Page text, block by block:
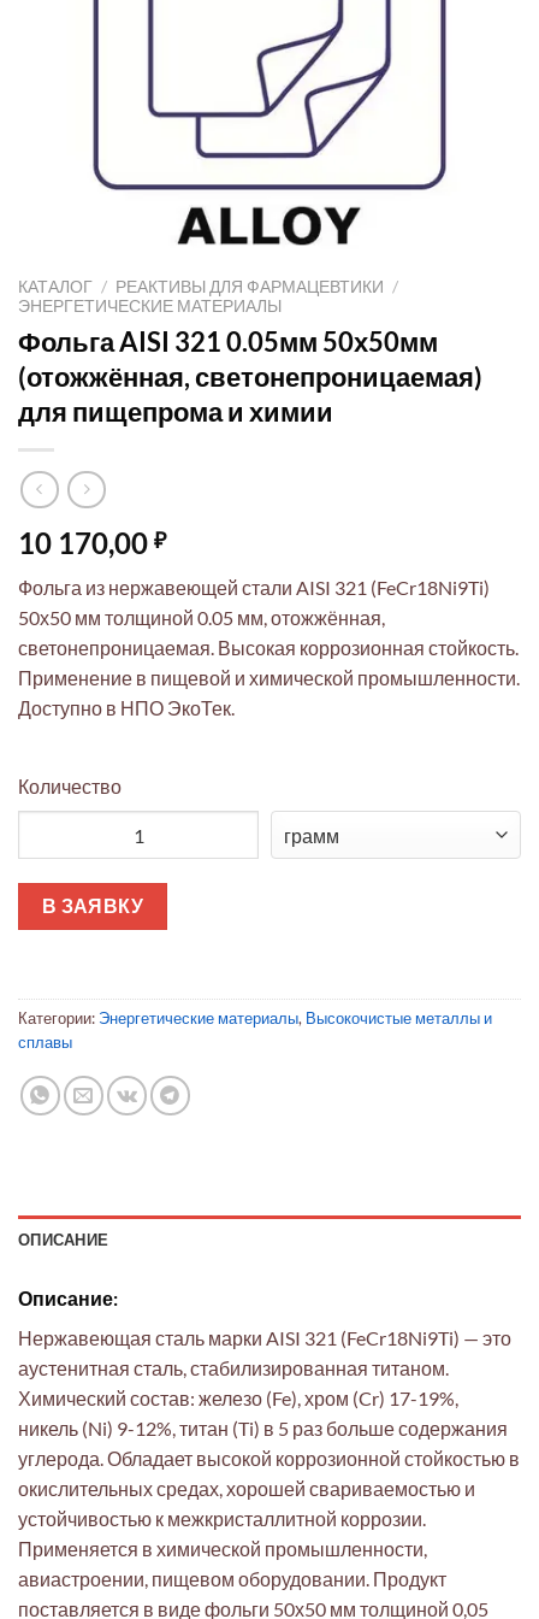
КАТАЛОГ / РЕАКТИВЫ ДЛЯ ФАРМАЦЕВТИКИ /
ЭНЕРГЕТИЧЕСКИЕ МАТЕРИАЛЫ
Фольга AISI 321 0.05мм 50х50мм
(отожжённая, светонепроницаемая)
для пищепрома и химии
10 170,00 ₽
Фольга из нержавеющей стали AISI 321 (FeCr18Ni9Ti)
50х50 мм толщиной 0.05 мм, отожжённая,
светонепроницаемая. Высокая коррозионная стойкость.
Применение в пищевой и химической промышленности.
Доступно в НПО ЭкоТек.
Количество
В ЗАЯВКУ
Категории: Энергетические материалы, Высокочистые металлы и
сплавы
ОПИСАНИЕ
Описание:
Нержавеющая сталь марки AISI 321 (FeCr18Ni9Ti) — это
аустенитная сталь, стабилизированная титаном.
Химический состав: железо (Fe), хром (Cr) 17-19%,
никель (Ni) 9-12%, титан (Ti) в 5 раз больше содержания
углерода. Обладает высокой коррозионной стойкостью в
окислительных средах, хорошей свариваемостью и
устойчивостью к межкристаллитной коррозии.
Применяется в химической промышленности,
авиастроении, пищевом оборудовании. Продукт
поставляется в виде фольги 50х50 мм толщиной 0,05